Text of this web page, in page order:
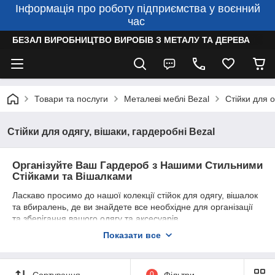
Інформація про роботу підприємства у воєнний
час
БЕЗАЛ ВИРОБНИЦТВО ВИРОБІВ З МЕТАЛУ ТА ДЕРЕВА
Товари та послуги Металеві меблі Bezal Стійки для
Стійки для одягу, вішаки, гардеробні Bezal
Організуйте Ваш Гардероб з Нашими Стильними
Стійками та Вішалками
Ласкаво просимо до нашої колекції стійок для одягу, вішалок
та вбиралень, де ви знайдете все необхідне для організації
та зберігання вашого одягу та аксесуарів.
Стильні та Практичні Рішення:Наші стійки для одягу та
Виготовлені з високоякісних матеріалів, вони забезпечують
надійну підтримку та довговічність, що робить їх ідеальним
Показати все